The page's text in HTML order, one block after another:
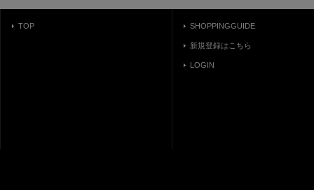
TOP SHOPPINGGUIDE
新規登録はこちら
LOGIN